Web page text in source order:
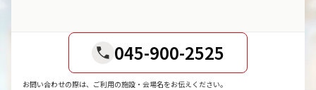
045-900-2525
お問い合わせの際は、ご利用の施設・会場名をお伝えください。